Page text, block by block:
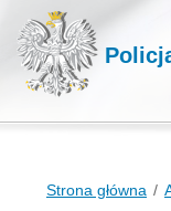
Strona główna